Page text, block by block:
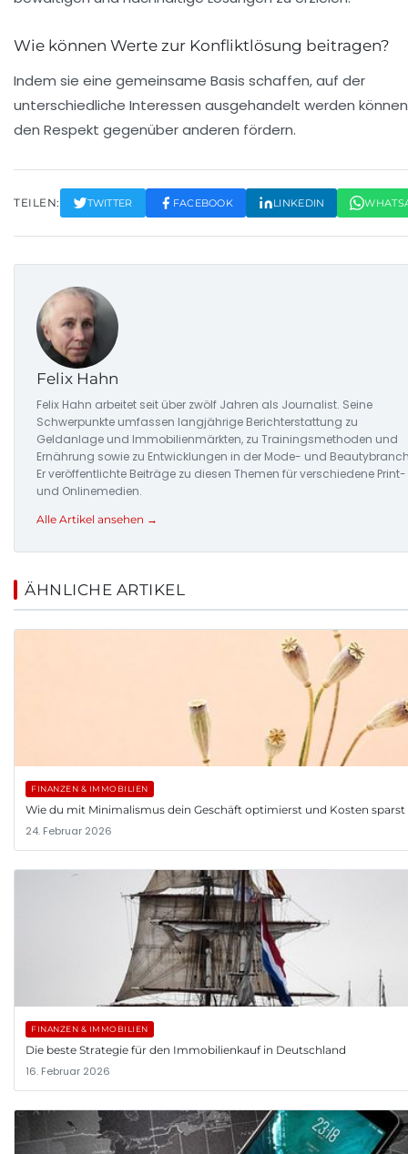
Wie können Werte zur Konfliktlösung beitragen?
Indem sie eine gemeinsame Basis schaffen, auf der
unterschiedliche Interessen ausgehandelt werden
den Respekt gegenüber anderen fördern.
TEILEN: TWITTER FACEBOOK LINKEDIN
Felix Hahn
Felix Hahn arbeitet seit über zwölf Jahren als Journalist. Seine
Schwerpunkte umfassen langjährige Berichterstattung zu
Geldanlage und Immobilienmärkten, zu Trainingsmethoden und
Ernährung sowie zu Entwicklungen in der Mode- und
Er veröffentlichte Beiträge zu diesen Themen für verschiedene Print-
und Onlinemedien.
Alle Artikel ansehen →
ÄHNLICHE ARTIKEL
FINANZEN & IMMOBILIEN
Wie du mit Minimalismus dein Geschäft optimierst und Kosten sparst
24. Februar 2026
FINANZEN & IMMOBILIEN
Die beste Strategie für den Immobilienkauf in Deutschland
16. Februar 2026